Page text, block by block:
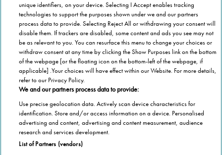
Categorie
unique identifiers, on your device. Selecting I Accept enables tracking
technologies to support the purposes shown under we and our partners
process data to provide. Selecting Reject All or withdrawing your consent will
disable them. If trackers are disabled, some content and ads you see may not
be as relevant to you. You can resurface this menu to change your choices or
withdraw consent at any time by clicking the Show Purposes link on the bottom
of the webpage [or the floating icon on the bottom-left of the webpage, if
applicable] .Your choices will have effect within our Website. For more details,
refer to our Privacy Policy.
We and our partners process data to provide:
Use precise geolocation data. Actively scan device characteristics for
identification. Store and/or access information on a device. Personalised
advertising and content, advertising and content measurement, audience
research and services development.
List of Partners (vendors)